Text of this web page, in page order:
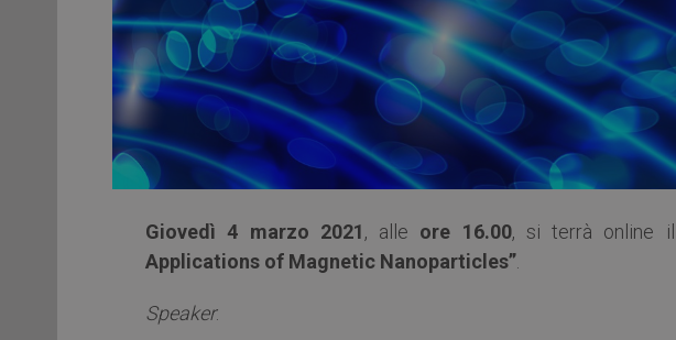
Giovedì 4 marzo 2021, alle ore 16.00, si terrà online il
Applications of Magnetic Nanoparticles”
Speaker: